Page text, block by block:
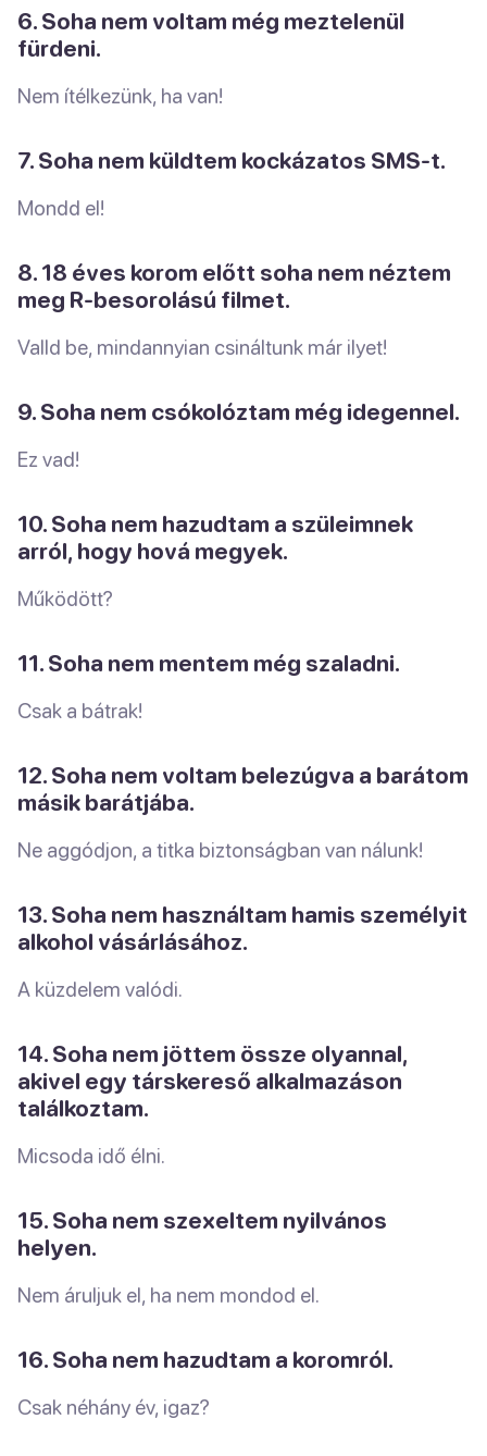
6. Soha nem voltam még meztelenül
fürdeni.
Nem ítélkezünk, ha van!
7. Soha nem küldtem kockázatos SMS-t.
Mondd el!
8. 18 éves korom előtt soha nem néztem
meg R-besorolású filmet.
Valld be, mindannyian csináltunk már ilyet!
9. Soha nem csókolóztam még idegennel.
Ez vad!
10. Soha nem hazudtam a szüleimnek
arról, hogy hová megyek.
Működött?
11. Soha nem mentem még szaladni.
Csak a bátrak!
12. Soha nem voltam belezúgva a barátom
másik barátjába.
Ne aggódjon, a titka biztonságban van nálunk!
13. Soha nem használtam hamis személyit
alkohol vásárlásához.
A küzdelem valódi.
14. Soha nem jöttem össze olyannal,
akivel egy társkereső alkalmazáson
találkoztam.
Micsoda idő élni.
15. Soha nem szexeltem nyilvános
helyen.
Nem áruljuk el, ha nem mondod el.
16. Soha nem hazudtam a koromról.
Csak néhány év, igaz?